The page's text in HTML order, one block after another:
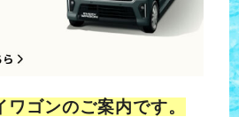
ゴンのご案内です。